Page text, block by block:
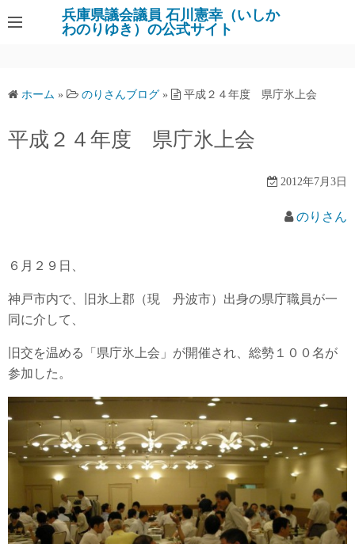
ン
ツ
ス
兵庫県議会議員 石川憲幸（いしか
わのりゆき）の公式サイト
ホーム » のりさんブログ » 平成２４年度 県庁氷上会
平成２４年度 県庁氷上会
2012年7月3日
のりさん
６月２９日、
神戸市内で、旧氷上郡（現 丹波市）出身の県庁職員が一
同に介して、
旧交を温める「県庁氷上会」が開催され、総勢１００名が
参加した。